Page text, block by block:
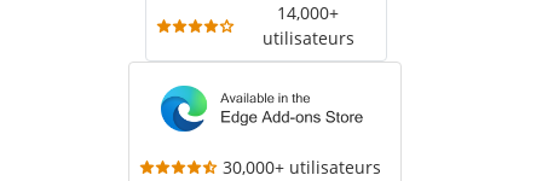
14,000+
utilisateurs
30,000+ utilisateurs